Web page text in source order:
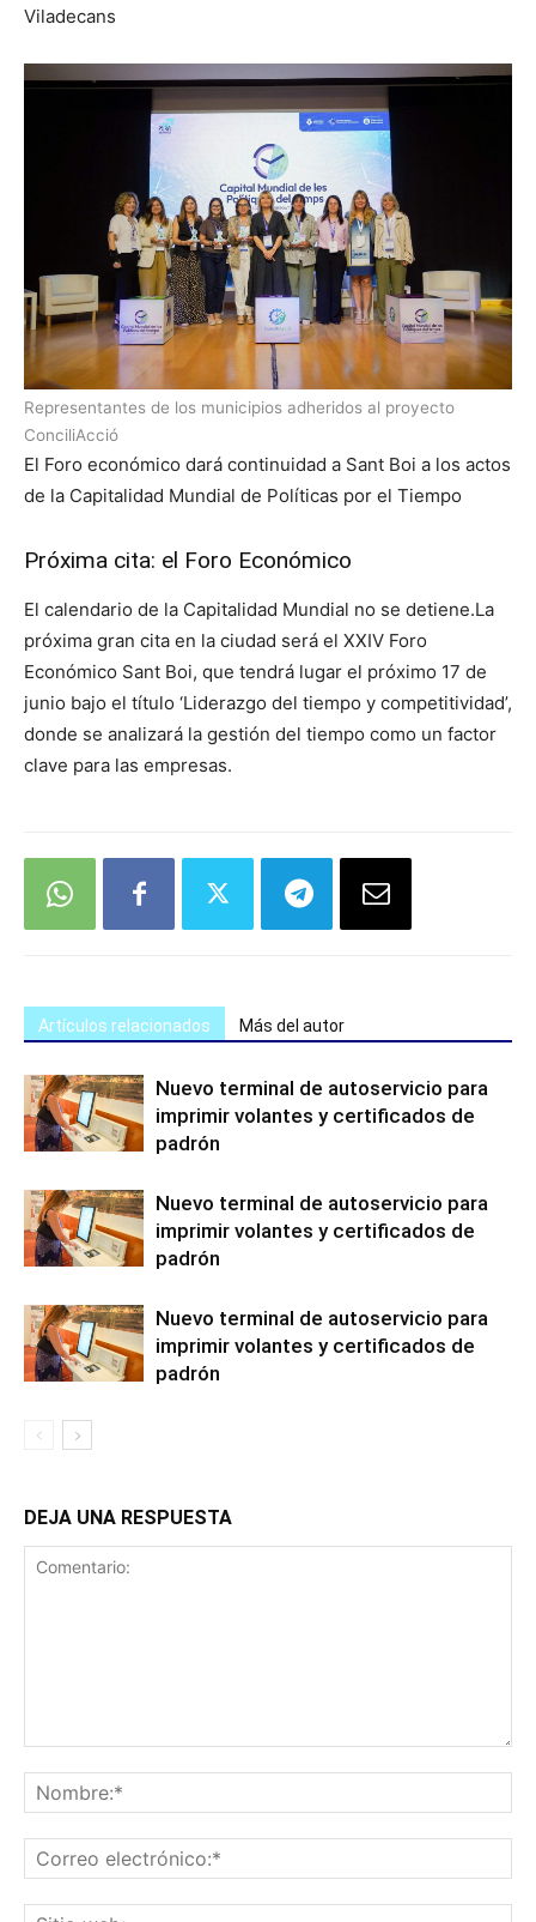
Viladecans
Representantes de los municipios adheridos al proyecto
ConciliAcció
El Foro económico dará continuidad a Sant Boi a los actos
de la Capitalidad Mundial de Políticas por el Tiempo
Próxima cita: el Foro Económico
El calendario de la Capitalidad Mundial no se detiene.La
próxima gran cita en la ciudad será el XXIV Foro
Económico Sant Boi, que tendrá lugar el próximo 17 de
junio bajo el título ‘Liderazgo del tiempo y competitividad’,
donde se analizará la gestión del tiempo como un factor
clave para las empresas.
Artículos relacionados Más del autor
Nuevo terminal de autoservicio para
imprimir volantes y certificados de
padrón
Nuevo terminal de autoservicio para
imprimir volantes y certificados de
padrón
Nuevo terminal de autoservicio para
imprimir volantes y certificados de
padrón
DEJA UNA RESPUESTA